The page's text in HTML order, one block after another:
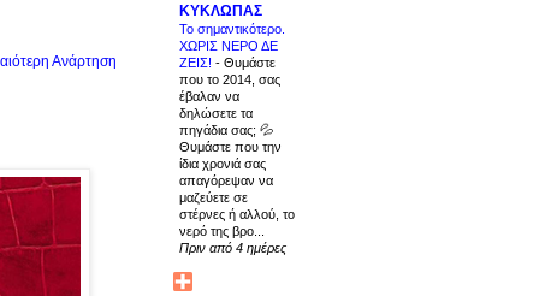
Ανάρτηση
ΚΥΚΛΩΠΑΣ
Το σημαντικότερο.
ΧΩΡΙΣ ΝΕΡΟ ΔΕ
ΖΕΙΣ! - Θυμάστε
που το 2014, σας
έβαλαν να
δηλώσετε τα
πηγάδια σας; 💦
Θυμάστε που την
ίδια χρονιά σας
απαγόρεψαν να
μαζεύετε σε
στέρνες ή αλλού, το
νερό της βρο...
Πριν από 4 ημέρες